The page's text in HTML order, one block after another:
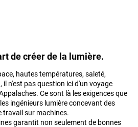
de créer de la lumière.
hautes températures, saleté,
il n'est pas question ici d'un voyage
Ce sont là les exigences que
ingénieurs lumière concevant des
travail sur machines.
garantit non seulement de bonnes